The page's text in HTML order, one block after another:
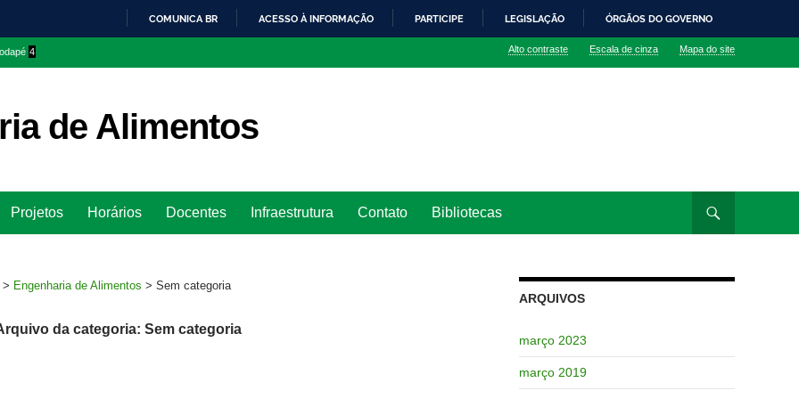
O
COMUNICA BR ACESSO À INFORMAÇÃO PARTICIPE LEGISLAÇÃO ÓRGÃOS DO GOVERNO
4 Alto contraste Escala de cinza Mapa do site
de Alimentos
para
Projetos Horários Docentes Infraestrutura Contato Bibliotecas
> Engenharia de Alimentos > Sem categoria
da categoria: Sem categoria
ARQUIVOS
março 2023
março 2019